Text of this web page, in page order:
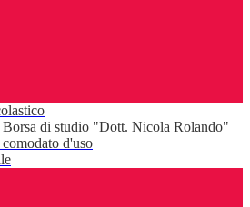
Borsa di studio "Dott. Nicola Rolando"
d'uso